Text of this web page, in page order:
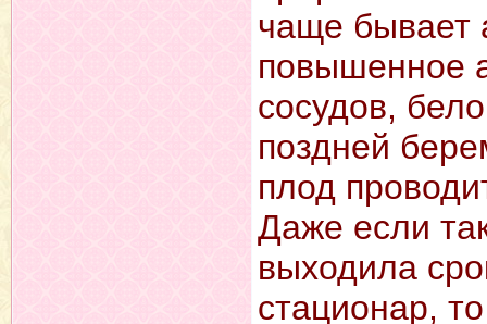
чаще бывает
повышенное
сосудов,
поздней
плод
Даже если
выходила
стационар,